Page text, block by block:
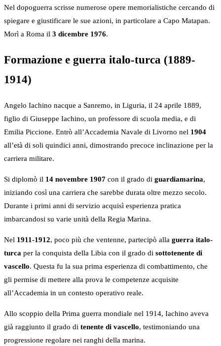
Nel dopoguerra scrisse numerose opere memorialistiche cercando di
spiegare e giustificare le sue azioni, in particolare a Capo Matapan.
Morì a Roma il 3 dicembre 1976.
Formazione e guerra italo-turca (1889-
1914)
Angelo Iachino nacque a Sanremo, in Liguria, il 24 aprile 1889,
figlio di Giuseppe Iachino, un professore di scuola media, e di
Emilia Piccione. Entrò all’Accademia Navale di Livorno nel 1904
all’età di soli quindici anni, dimostrando precoce inclinazione per la
carriera militare.
Si diplomò il 14 novembre 1907 con il grado di guardiamarina,
iniziando così una carriera che sarebbe durata oltre mezzo secolo.
Durante i primi anni di servizio acquisì esperienza pratica
imbarcandosi su varie unità della Regia Marina.
Nel 1911-1912, poco più che ventenne, partecipò alla guerra italo-
turca per la conquista della Libia con il grado di sottotenente di
vascello. Questa fu la sua prima esperienza di combattimento, che
gli permise di mettere alla prova le competenze acquisite
all’Accademia in un contesto operativo reale.
Allo scoppio della Prima guerra mondiale nel 1914, Iachino aveva
già raggiunto il grado di tenente di vascello, testimoniando una
progressione regolare nei ranghi della marina.